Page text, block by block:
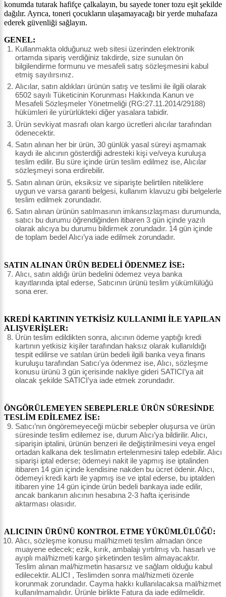
konumda tutarak hafifçe çalkalayın, bu sayede toner tozu eşit şekilde
dağılır. Ayrıca, toneri çocukların ulaşamayacağı bir yerde muhafaza
ederek güvenliği sağlayın.
GENEL:
Kullanmakta olduğunuz web sitesi üzerinden elektronik
ortamda sipariş verdiğiniz takdirde, size sunulan ön
bilgilendirme formunu ve mesafeli satış sözleşmesini kabul
etmiş sayılırsınız.
Alıcılar, satın aldıkları ürünün satış ve teslimi ile ilgili olarak
6502 sayılı Tüketicinin Korunması Hakkında Kanun ve
Mesafeli Sözleşmeler Yönetmeliği (RG:27.11.2014/29188)
hükümleri ile yürürlükteki diğer yasalara tabidir.
Ürün sevkiyat masrafı olan kargo ücretleri alıcılar tarafından
ödenecektir.
Satın alınan her bir ürün, 30 günlük yasal süreyi aşmamak
kaydı ile alıcının gösterdiği adresteki kişi ve/veya kuruluşa
teslim edilir. Bu süre içinde ürün teslim edilmez ise, Alıcılar
sözleşmeyi sona erdirebilir.
Satın alınan ürün, eksiksiz ve siparişte belirtilen niteliklere
uygun ve varsa garanti belgesi, kullanım klavuzu gibi belgelerle
teslim edilmek zorundadır.
Satın alınan ürünün satılmasının imkansızlaşması durumunda,
satıcı bu durumu öğrendiğinden itibaren 3 gün içinde yazılı
olarak alıcıya bu durumu bildirmek zorundadır. 14 gün içinde
de toplam bedel Alıcı’ya iade edilmek zorundadır.
SATIN ALINAN ÜRÜN BEDELİ ÖDENMEZ İSE:
Alıcı, satın aldığı ürün bedelini ödemez veya banka
kayıtlarında iptal ederse, Satıcının ürünü teslim yükümlülüğü
sona erer.
KREDİ KARTININ YETKİSİZ KULLANIMI İLE YAPILAN
ALIŞVERİŞLER:
Ürün teslim edildikten sonra, alıcının ödeme yaptığı kredi
kartının yetkisiz kişiler tarafından haksız olarak kullanıldığı
tespit edilirse ve satılan ürün bedeli ilgili banka veya finans
kuruluşu tarafından Satıcı'ya ödenmez ise, Alıcı, sözleşme
konusu ürünü 3 gün içerisinde nakliye gideri SATICI’ya ait
olacak şekilde SATICI’ya iade etmek zorundadır.
ÖNGÖRÜLEMEYEN SEBEPLERLE ÜRÜN SÜRESİNDE
TESLİM EDİLEMEZ İSE:
Satıcı’nın öngöremeyeceği mücbir sebepler oluşursa ve ürün
süresinde teslim edilemez ise, durum Alıcı’ya bildirilir. Alıcı,
siparişin iptalini, ürünün benzeri ile değiştirilmesini veya engel
ortadan kalkana dek teslimatın ertelenmesini talep edebilir. Alıcı
siparişi iptal ederse; ödemeyi nakit ile yapmış ise iptalinden
itibaren 14 gün içinde kendisine nakden bu ücret ödenir. Alıcı,
ödemeyi kredi kartı ile yapmış ise ve iptal ederse, bu iptalden
itibaren yine 14 gün içinde ürün bedeli bankaya iade edilir,
ancak bankanın alıcının hesabına 2-3 hafta içerisinde
aktarması olasıdır.
ALICININ ÜRÜNÜ KONTROL ETME YÜKÜMLÜLÜĞÜ:
Alıcı, sözleşme konusu mal/hizmeti teslim almadan önce
muayene edecek; ezik, kırık, ambalajı yırtılmış vb. hasarlı ve
ayıplı mal/hizmeti kargo şirketinden teslim almayacaktır.
Teslim alınan mal/hizmetin hasarsız ve sağlam olduğu kabul
edilecektir. ALICI , Teslimden sonra mal/hizmeti özenle
korunmak zorundadır. Cayma hakkı kullanılacaksa mal/hizmet
kullanılmamalıdır. Ürünle birlikte Fatura da iade edilmelidir.